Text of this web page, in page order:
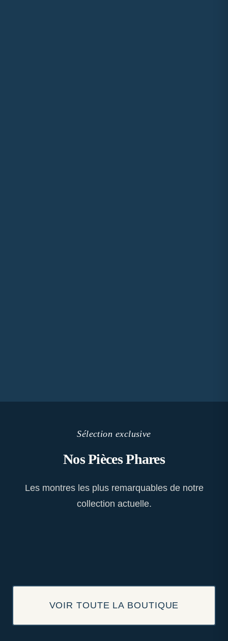
Sélection exclusive
Nos Pièces Phares
Les montres les plus remarquables de notre
collection actuelle.
VOIR TOUTE LA BOUTIQUE